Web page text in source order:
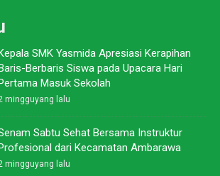
SMK Yasmida Apresiasi Kerapihan
Berbaris Siswa pada Upacara Hari
Masuk Sekolah
mingguyang lalu
Sabtu Sehat Bersama Instruktur
dari Kecamatan Ambarawa
mingguyang lalu